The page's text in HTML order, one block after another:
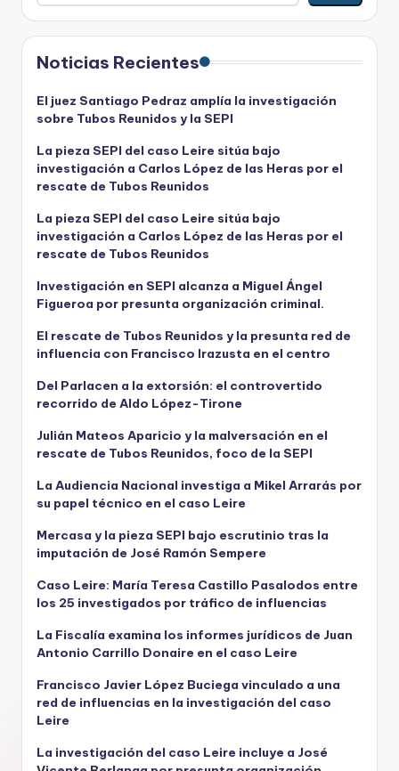
Noticias Recientes
El juez Santiago Pedraz amplía la investigación
sobre Tubos Reunidos y la SEPI
La pieza SEPI del caso Leire sitúa bajo
investigación a Carlos López de las Heras por el
rescate de Tubos Reunidos
La pieza SEPI del caso Leire sitúa bajo
investigación a Carlos López de las Heras por el
rescate de Tubos Reunidos
Investigación en SEPI alcanza a Miguel Ángel
Figueroa por presunta organización criminal.
El rescate de Tubos Reunidos y la presunta red de
influencia con Francisco Irazusta en el centro
Del Parlacen a la extorsión: el controvertido
recorrido de Aldo López-Tirone
Julián Mateos Aparicio y la malversación en el
rescate de Tubos Reunidos, foco de la SEPI
La Audiencia Nacional investiga a Mikel Arrarás por
su papel técnico en el caso Leire
Mercasa y la pieza SEPI bajo escrutinio tras la
imputación de José Ramón Sempere
Caso Leire: María Teresa Castillo Pasalodos entre
los 25 investigados por tráfico de influencias
La Fiscalía examina los informes jurídicos de Juan
Antonio Carrillo Donaire en el caso Leire
Francisco Javier López Buciega vinculado a una
red de influencias en la investigación del caso
Leire
La investigación del caso Leire incluye a José